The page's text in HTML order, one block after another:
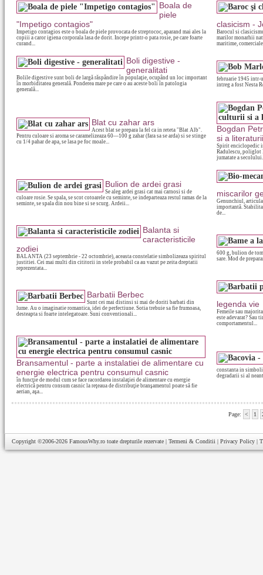
Boala de
piele
"Impetigo contagios"
Impetigo contagios este o boala de piele provocata de streptococ, aparand mai ales la
copiii a caror igiena corporala lasa de dorit. Incepe printr-o pata rosie, pe care foarte
curand...
clasicism -
Barocul si
marilor monarhii
maritime,
Boli digestive -
generalitati
Bolile digestive sunt boli de largă răspândire în populaţie, ocupând un loc important
în morbiditatea generală. Ponderea mare pe care o au aceste boli în patologia
generală...
februarie 1945 intr-
intreg a fost Nesta
Blat cu zahar ars
Acest blat se prepara la fel ca in reteta "Blat Alb".
Pentru culoare si aroma se caramelizeaza 60—100 g zahar (fara sa se arda) si se stinge
cu 1/4 pahar de apa, se lasa pe foc moale...
Bogdan
si a
Spirit enciclopedic
Radulescu, poliglot
jumatate a
Bulion de ardei grasi
Se aleg ardei grasi cat mai carnosi si de
culoare rosie. Se spala, se scot cotoarele cu seminte, se indeparteaza restul ramas de la
seminte, se spala din nou bine si se scurg. Ardeii...
miscarilor
Genunchiul,
importantă.
de...
Balanta si
caracteristicile
zodiei
BALANTA (23 septembrie - 22 octombrie), aceasta constelatie simbolizeaza spiritul
justitiei. Cei mai multi din cititorii in stele probabil ca au vazut pe zeita dreptatii
reprezentata...
600 g, bulion de
sare. Mod de
Barbatii Berbec
Sunt cei mai distinsi si mai de doriti barbati din
lume. Au o imaginatie romantica, idei de perfectiune. Sotia trebuie sa fie frumoasa,
desteapta si foarte intelegatoare. Suni conventionali...
legenda vie
Femeile sau
este adevarat? Sau
comportamentul...
Bransamentul - parte a instalatiei de alimentare cu
energie electrica pentru consumul casnic
în funcţie de modul cum se face racordarea instalaţiei de alimentare cu energie
electrică pentru consum casnic la reţeaua de distribuţie branşamentul poate să fie
aerian, aşa...
constanta in
degradarii si al
Page: < 1
Copyright ©2006-2026 FamousWhy.ro toate drepturile rezervate | Termeni & Conditii | Privacy Policy |